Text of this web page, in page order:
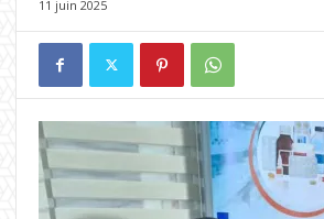
11 juin 2025